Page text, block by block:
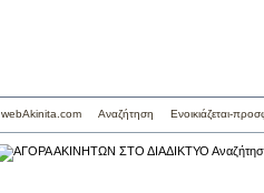
webAkinita.com Αναζήτηση Ενοικιάζεται-